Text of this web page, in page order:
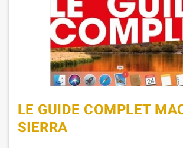
LE GUIDE COMPLET
SIERRA